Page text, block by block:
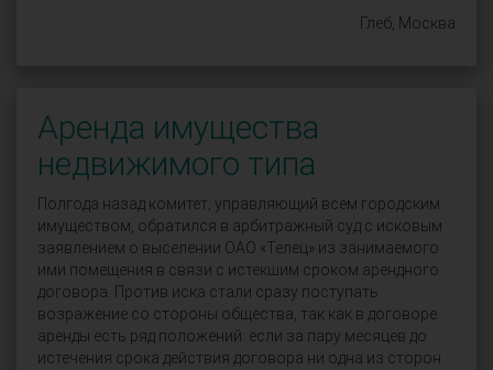
Глеб, Москва
Аренда имущества
недвижимого типа
Полгода назад комитет, управляющий всем городским
имуществом, обратился в арбитражный суд с исковым
заявлением о выселении ОАО «Телец» из занимаемого
ими помещения в связи с истекшим сроком арендного
договора. Против иска стали сразу поступать
возражение со стороны общества, так как в договоре
аренды есть ряд положений: если за пару месяцев до
истечения срока действия договора ни одна из сторон